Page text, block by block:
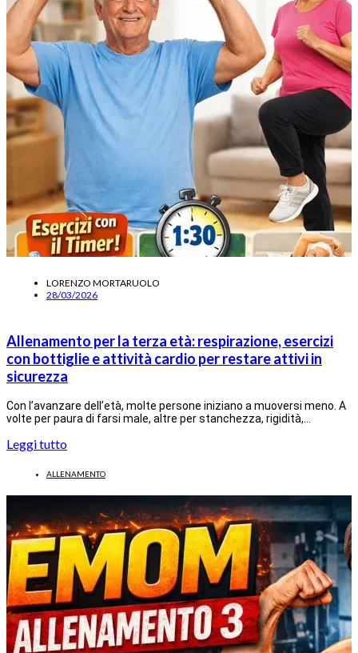
LORENZO MORTARUOLO
28/03/2026
Allenamento per la terza età: respirazione, esercizi
con bottiglie e attività cardio per restare attivi in
sicurezza
Con l’avanzare dell’età, molte persone iniziano a muoversi meno. A
volte per paura di farsi male, altre per stanchezza, rigidità,…
Leggi tutto
ALLENAMENTO